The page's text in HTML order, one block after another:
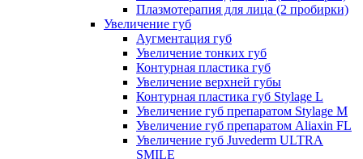
Плазмотерапия для лица (2 пробирки)
Увеличение губ
Аугментация губ
Увеличение тонких губ
Контурная пластика губ
Увеличение верхней губы
Контурная пластика губ Stylage L
Увеличение губ препаратом Stylage M
Увеличение губ препаратом Aliaxin FL
Увеличение губ Juvederm ULTRA
SMILE